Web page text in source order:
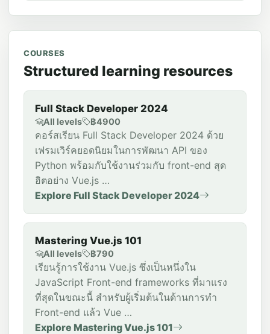
COURSES
Structured learning resources
Full Stack Developer 2024
All levels ฿4900
คอร์สเรียน Full Stack Developer 2024 ด้วย
เฟรมเวิร์คยอดนิยมในการพัฒนา API ของ
Python พร้อมกับใช้งานร่วมกับ front-end สุด
ฮิตอย่าง Vue.js …
Explore Full Stack Developer 2024
Mastering Vue.js 101
All levels ฿790
เรียนรู้การใช้งาน Vue.js ซึ่งเป็นหนึ่งใน
JavaScript Front-end frameworks ที่มาแรง
ที่สุดในขณะนี้ สำหรับผู้เริ่มต้นในด้านการทำ
Front-end แล้ว Vue …
Explore Mastering Vue.js 101